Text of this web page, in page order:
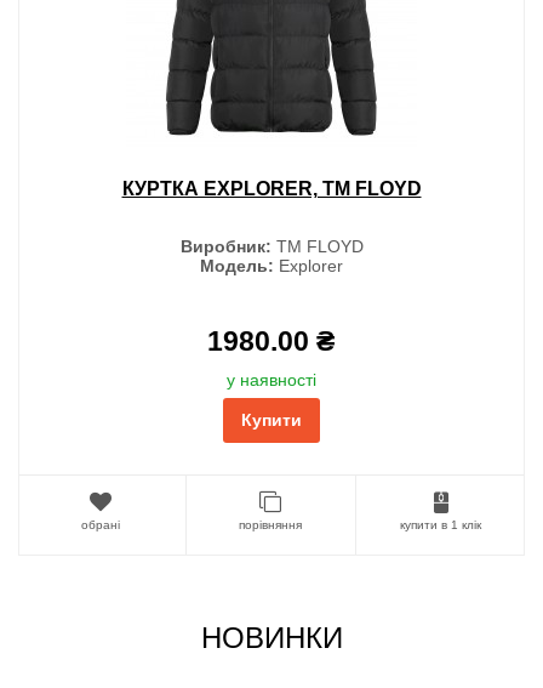
КУРТКА EXPLORER, TM FLOYD
Виробник: ТМ FLOYD
Модель: Explorer
1980.00 ₴
у наявності
Купити
обрані порівняння купити в 1 клік
НОВИНКИ